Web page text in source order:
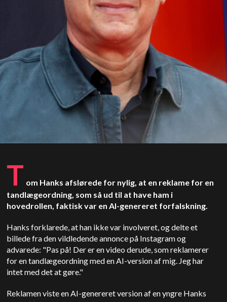
T om Hanks afslørede for nylig, at en reklame for en
tandlægeordning, som så ud til at have ham i
hovedrollen, faktisk var en AI-genereret forfalskning.
Hanks forklarede, at han ikke var involveret, og delte et
billede fra den vildledende annonce på Instagram og
advarede: "Pas på! Der er en video derude, som reklamerer
for en tandlægeordning med en AI-version af mig. Jeg har
intet med det at gøre."
Reklamen viste en AI-genereret version af en yngre Hanks